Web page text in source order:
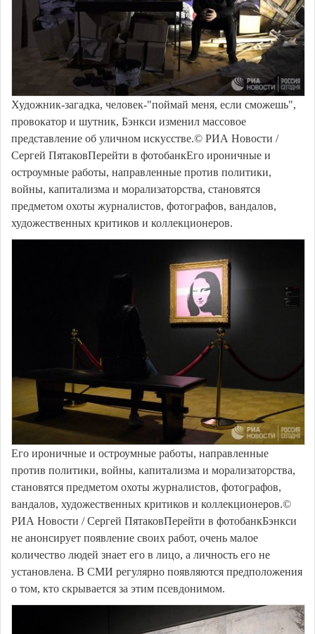
Художник-загадка, человек-"поймай меня, если сможешь",
провокатор и шутник, Бэнкси изменил массовое
представление об уличном искусстве.© РИА Новости /
Сергей ПятаковПерейти в фотобанкЕго ироничные и
остроумные работы, направленные против политики,
войны, капитализма и морализаторства, становятся
предметом охоты журналистов, фотографов, вандалов,
художественных критиков и коллекционеров.
Его ироничные и остроумные работы, направленные
против политики, войны, капитализма и морализаторства,
становятся предметом охоты журналистов, фотографов,
вандалов, художественных критиков и коллекционеров.©
РИА Новости / Сергей ПятаковПерейти в фотобанкБэнкси
не анонсирует появление своих работ, очень малое
количество людей знает его в лицо, а личность его не
установлена. В СМИ регулярно появляются предположения
о том, кто скрывается за этим псевдонимом.